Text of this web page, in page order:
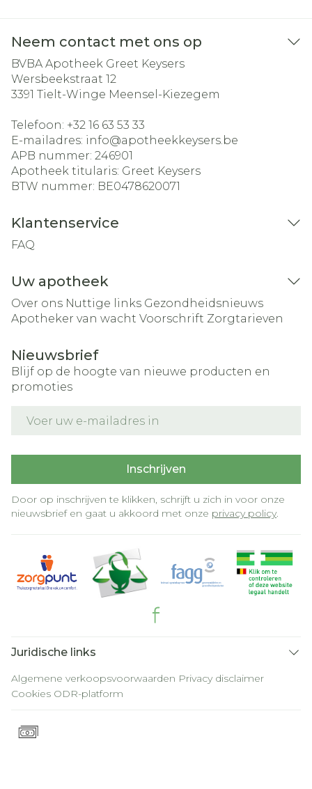
Neem contact met ons op
BVBA Apotheek Greet Keysers
Wersbeekstraat 12
3391 Tielt-Winge Meensel-Kiezegem
Telefoon: +32 16 63 53 33
E-mailadres: info@apotheekkeysers.be
APB nummer: 246901
Apotheek titularis: Greet Keysers
BTW nummer: BE0478620071
Klantenservice
FAQ
Uw apotheek
Over ons Nuttige links Gezondheidsnieuws
Apotheker van wacht Voorschrift Zorgtarieven
Nieuwsbrief
Blijf op de hoogte van nieuwe producten en
promoties
Inschrijven
Door op inschrijven te klikken, schrijft u zich in voor onze
nieuwsbrief en gaat u akkoord met onze privacy policy.
Juridische links
Algemene verkoopsvoorwaarden Privacy disclaimer
Cookies ODR-platform